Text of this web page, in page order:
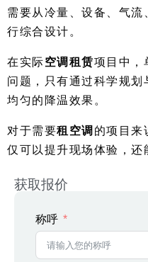
需要从冷量、设备、气
行综合设计。
在实际空调租赁项目中，
问题，只有通过科学规划
均匀的降温效果。
对于需要租空调 的项目来
仅可以提升现场体验，还
获取报价
称呼